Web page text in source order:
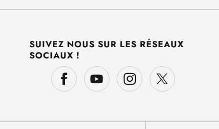
SUIVEZ NOUS SUR LES RÉSEAUX
SOCIAUX !